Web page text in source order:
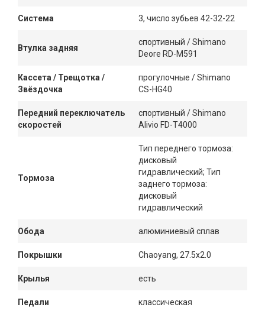
Система 3, число зубьев 42-32-22
Втулка задняя
спортивный / Shimano
Deore RD-M591
Кассета / Трещотка /
Звёздочка
прогулочные / Shimano
CS-HG40
Передний переключатель
скоростей
спортивный / Shimano
Alivio FD-T4000
Тормоза
Тип переднего тормоза:
дисковый
гидравлический; Тип
заднего тормоза:
дисковый
гидравлический
Обода алюминиевый сплав
Покрышки Chaoyang, 27.5x2.0
Крылья есть
Педали классическая